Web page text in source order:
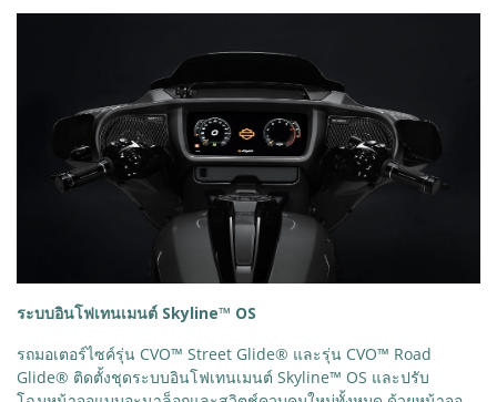
ระบบอินโฟเทนเมนต์ Skyline™ OS
รถมอเตอร์ไซค์รุ่น CVO™ Street Glide® และรุ่น CVO™ Road
Glide® ติดตั้งชุดระบบอินโฟเทนเมนต์ Skyline™ OS และปรับ